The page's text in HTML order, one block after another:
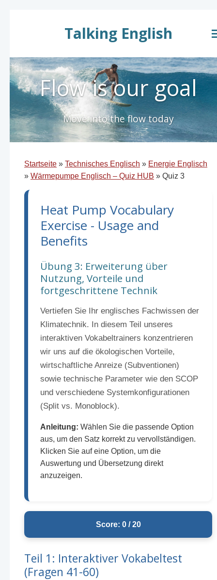
Talking English
Flow is our goal
Move into the flow today
Startseite » Technisches Englisch » Energie Englisch
» Wärmepumpe Englisch – Quiz HUB » Quiz 3
Heat Pump Vocabulary
Exercise - Usage and
Benefits
Übung 3: Erweiterung über
Nutzung, Vorteile und
fortgeschrittene Technik
Vertiefen Sie Ihr englisches Fachwissen der
Klimatechnik. In diesem Teil unseres
interaktiven Vokabeltrainers konzentrieren
wir uns auf die ökologischen Vorteile,
wirtschaftliche Anreize (Subventionen)
sowie technische Parameter wie den SCOP
und verschiedene Systemkonfigurationen
(Split vs. Monoblock).
Anleitung: Wählen Sie die passende Option
aus, um den Satz korrekt zu vervollständigen.
Klicken Sie auf eine Option, um die
Auswertung und Übersetzung direkt
anzuzeigen.
Score: 0 / 20
Teil 1: Interaktiver Vokabeltest
(Fragen 41-60)